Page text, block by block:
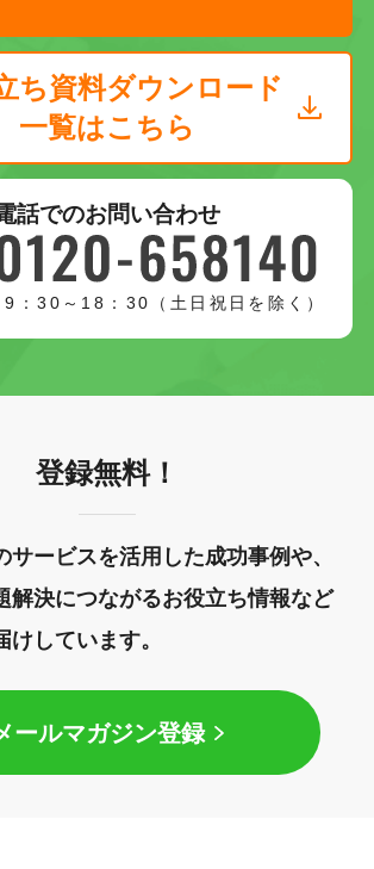
ち資料ダウンロード
一覧はこちら
話でのお問い合わせ
9：30～18：30（土日祝日を除く）
登録無料！
サービスを活用した成功事例や、
解決につながるお役立ち情報など
しています。
ールマガジン登録